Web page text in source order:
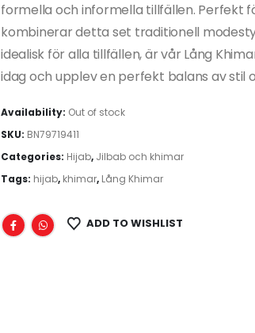
formella och informella tillfällen. Perfekt
kombinerar detta set traditionell
idealisk för alla tillfällen, är vår Lång
idag och upplev en perfekt balans av stil
Availability: Out of stock
SKU: BN79719411
Categories: Hijab, Jilbab och khimar
Tags: hijab, khimar, Lång Khimar
ADD TO WISHLIST